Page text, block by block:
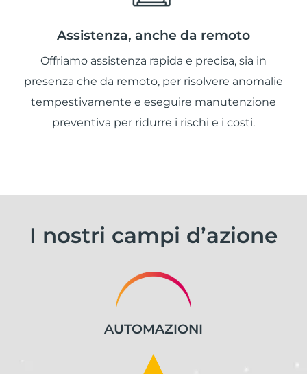
Assistenza, anche da remoto
Offriamo assistenza rapida e precisa, sia in
presenza che da remoto, per risolvere anomalie
tempestivamente e eseguire manutenzione
preventiva per ridurre i rischi e i costi.
I nostri campi d’azione
AUTOMAZIONI